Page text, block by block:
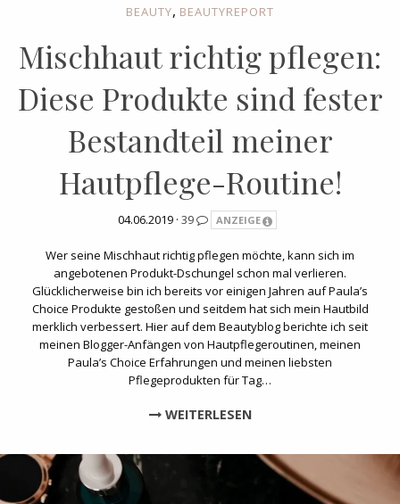
BEAUTY, BEAUTYREPORT
Mischhaut richtig pflegen:
Diese Produkte sind fester
Bestandteil meiner
Hautpflege-Routine!
04.06.2019 · 39 ANZEIGE
Wer seine Mischhaut richtig pflegen möchte, kann sich im
angebotenen Produkt-Dschungel schon mal verlieren.
Glücklicherweise bin ich bereits vor einigen Jahren auf Paula’s
Choice Produkte gestoßen und seitdem hat sich mein Hautbild
merklich verbessert. Hier auf dem Beautyblog berichte ich seit
meinen Blogger-Anfängen von Hautpflegeroutinen, meinen
Paula’s Choice Erfahrungen und meinen liebsten
Pflegeprodukten für Tag…
WEITERLESEN